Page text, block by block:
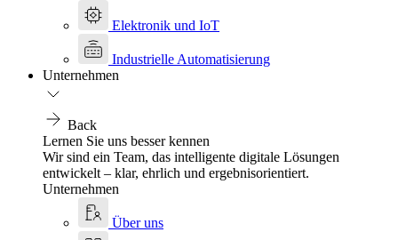
Elektronik und IoT
Industrielle Automatisierung
Unternehmen
Back
Lernen Sie uns besser kennen
Wir sind ein Team, das intelligente digitale Lösungen
entwickelt – klar, ehrlich und ergebnisorientiert.
Unternehmen
Über uns